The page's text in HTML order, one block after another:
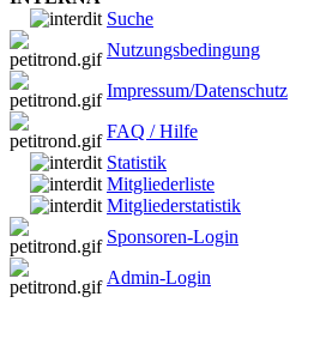
Suche
Nutzungsbedingung
Impressum/Datenschutz
FAQ / Hilfe
Statistik
Mitgliederliste
Mitgliederstatistik
Sponsoren-Login
Admin-Login